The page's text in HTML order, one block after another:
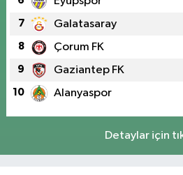
7 Galatasaray
8 Çorum FK
9 Gaziantep FK
10 Alanyaspor
Detaylar için